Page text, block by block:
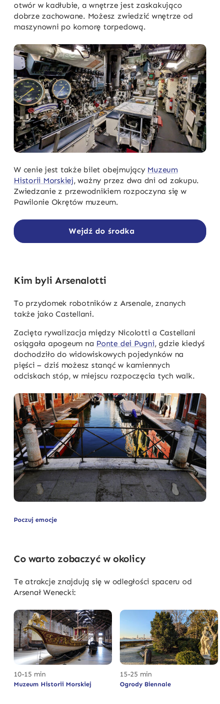
otwór w kadłubie, a wnętrze jest zaskakująco
dobrze zachowane. Możesz zwiedzić wnętrze od
maszynowni po komorę torpedową.
W cenie jest także bilet obejmujący Muzeum
Historii Morskiej, ważny przez dwa dni od zakupu.
Zwiedzanie z przewodnikiem rozpoczyna się w
Pawilonie Okrętów muzeum.
Wejdź do środka
Kim byli Arsenalotti
To przydomek robotników z Arsenale, znanych
także jako Castellani.
Zacięta rywalizacja między Nicolotti a Castellani
osiągała apogeum na Ponte dei Pugni, gdzie kiedyś
dochodziło do widowiskowych pojedynków na
pięści – dziś możesz stanąć w kamiennych
odciskach stóp, w miejscu rozpoczęcia tych walk.
Poczuj emocje
Co warto zobaczyć w okolicy
Te atrakcje znajdują się w odległości spaceru od
Arsenał Wenecki:
10-15 min
Muzeum Historii Morskiej
15-25 min
Ogrody Biennale